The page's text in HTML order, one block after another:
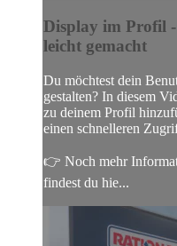
Display im Profil
leicht gemacht
Du möchtest dein
gestalten? In diesem
zu deinem Profil
einen schnelleren
👉 Noch mehr
findest du hie...